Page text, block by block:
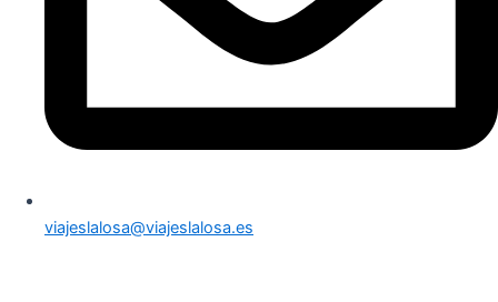
viajeslalosa@viajeslalosa.es